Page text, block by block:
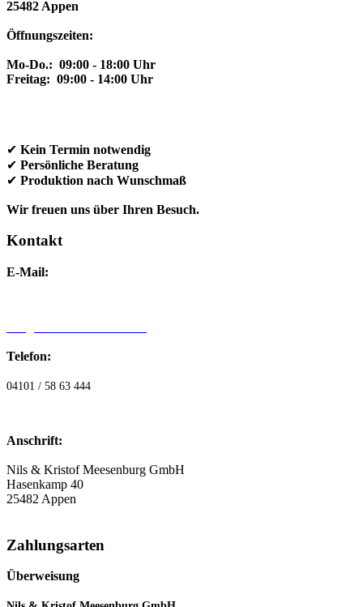
25482 Appen
Öffnungszeiten:
Mo-Do.: 09:00 - 18:00 Uhr
Freitag: 09:00 - 14:00 Uhr
✔ Kein Termin notwendig
✔ Persönliche Beratung
✔ Produktion nach Wunschmaß
Wir freuen uns über Ihren Besuch.
Kontakt
E-Mail:
Telefon:
04101 / 58 63 444
Anschrift:
Nils & Kristof Meesenburg GmbH
Hasenkamp 40
25482 Appen
Zahlungsarten
Überweisung